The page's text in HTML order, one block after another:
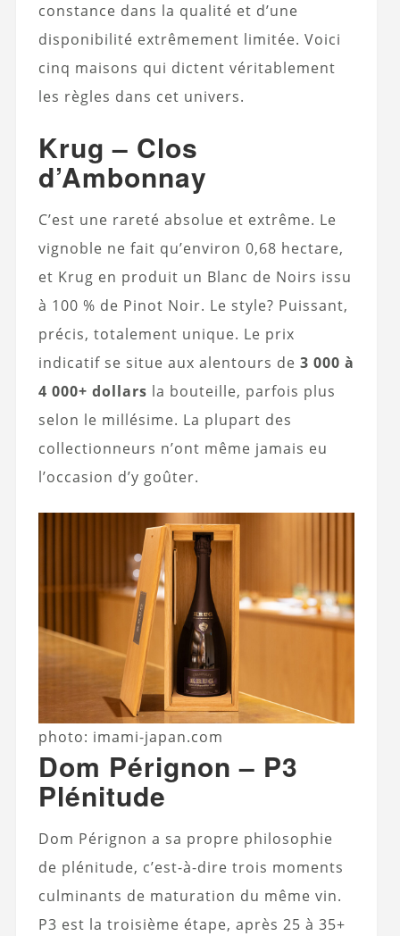
constance dans la qualité et d’une
disponibilité extrêmement limitée. Voici
cinq maisons qui dictent véritablement
les règles dans cet univers.
Krug – Clos
d’Ambonnay
C’est une rareté absolue et extrême. Le
vignoble ne fait qu’environ 0,68 hectare,
et Krug en produit un Blanc de Noirs issu
à 100 % de Pinot Noir. Le style? Puissant,
précis, totalement unique. Le prix
indicatif se situe aux alentours de 3 000 à
4 000+ dollars la bouteille, parfois plus
selon le millésime. La plupart des
collectionneurs n’ont même jamais eu
l’occasion d’y goûter.
photo: imami-japan.com
Dom Pérignon – P3
Plénitude
Dom Pérignon a sa propre philosophie
de plénitude, c’est-à-dire trois moments
culminants de maturation du même vin.
P3 est la troisième étape, après 25 à 35+